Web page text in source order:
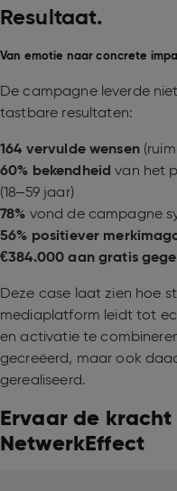
Resultaat.
Van emotie naar concrete
De campagne leverde
tastbare resultaten:
164 vervulde wensen
60% bekendheidvan het
(18–59 jaar)
78% vond de campagne
56% positiever
€384.000 aan gratis
Deze case laat zien hoe
mediaplatform leidt tot
en activatie te
gecreëerd, maar ook
gerealiseerd.
Ervaar de kracht
NetwerkEffect